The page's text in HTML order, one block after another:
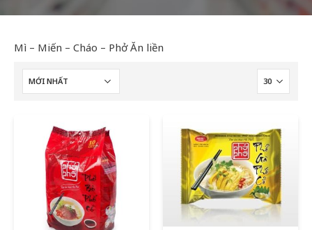
Mì – Miến – Cháo – Phở Ăn liền